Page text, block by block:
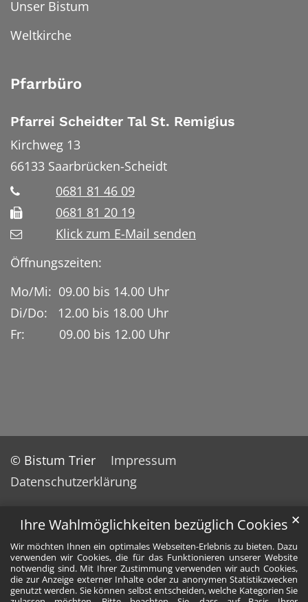
Ihre Wahlmöglichkeiten bezüglich Cookies
Wir möchten Ihnen ein optimales Webseiten-Erlebnis zu bieten. Dazu
verwenden wir Cookies, die für das Funktionieren unserer Website
notwendig sind. Mit Ihrer Zustimmung verwenden wir auch Cookies,
die zur Anzeige externer Inhalte oder zu anonymen Statistikzwecken
genutzt werden. Sie können selbst entscheiden, welche Kategorien Sie
✕
Unser Bistum
Weltkirche
Pfarrbüro
Pfarrei Scheidter Tal St. Remigius
Kirchweg 13
66133 Saarbrücken-Scheidt
0681 81 46 09
0681 81 20 19
Klick zum E-Mail senden
Öffnungszeiten:
Mo/Mi: 09.00 bis 14.00 Uhr
Di/Do: 12.00 bis 18.00 Uhr
Fr: 09.00 bis 12.00 Uhr
© Bistum Trier
Impressum
Datenschutzerklärung